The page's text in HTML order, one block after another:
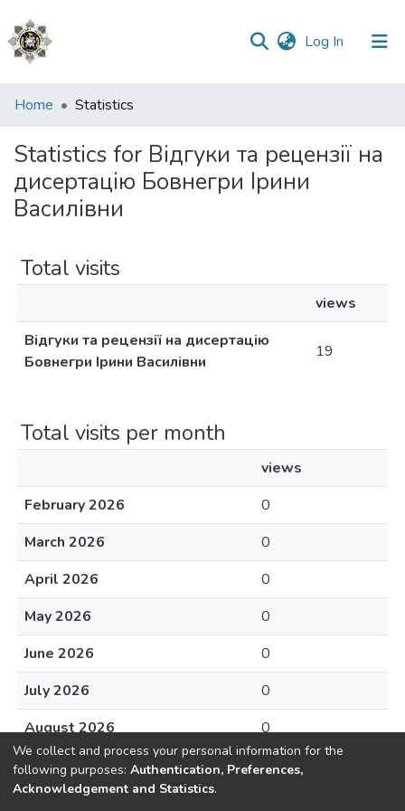
Log In (current)
Communities
Collections
All of DSpace
Home Statistics
Statistics for Відгуки та рецензії на
дисертацію Бовнегри Ірини
Василівни
Total visits
views
Відгуки та рецензії на дисертацію
Бовнегри Ірини Василівни
19
Total visits per month
views
February 2026
0
March 2026
0
April 2026
0
May 2026
0
June 2026
0
July 2026
0
August 2026
0
We collect and process your personal information for the
following purposes: Authentication, Preferences,
Acknowledgement and Statistics.